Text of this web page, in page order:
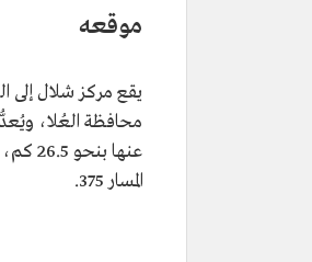
موقعه
يقع مركز شلالإلى
محافظة العُلا، ويُعدُّ
عنها
المسار 375.